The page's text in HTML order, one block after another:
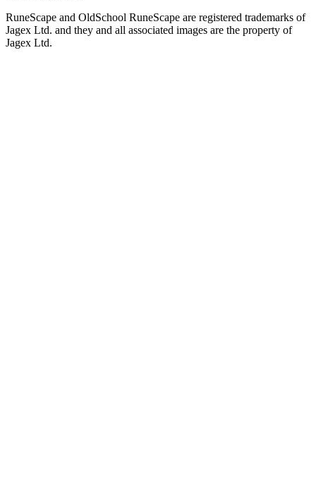
RuneScape and OldSchool RuneScape are registered trademarks of
Jagex Ltd. and they and all associated images are the property of
Jagex Ltd.